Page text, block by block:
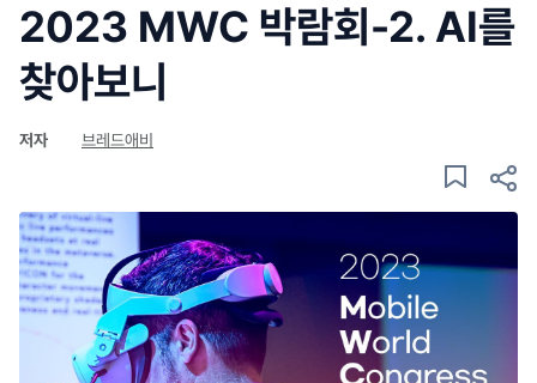
2023 MWC 박람회-2. AI를
찾아보니
저자 브레드애비